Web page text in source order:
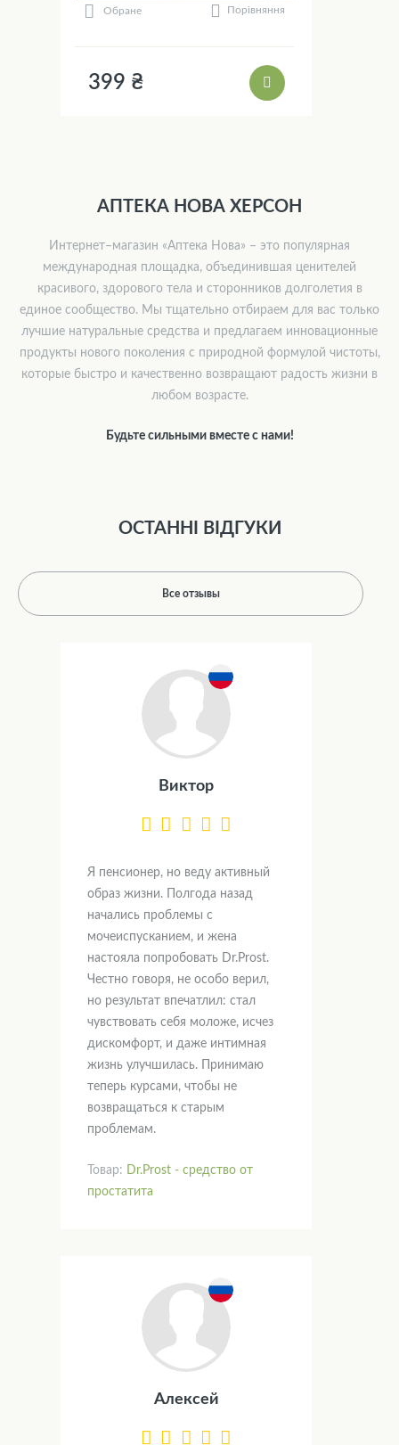
Обране Порівняння
399 ₴
АПТЕКА НОВА ХЕРСОН
Интернет–магазин «Аптека Нова» – это популярная
международная площадка, объединившая ценителей
красивого, здорового тела и сторонников долголетия в
единое сообщество. Мы тщательно отбираем для вас только
лучшие натуральные средства и предлагаем инновационные
продукты нового поколения с природной формулой чистоты,
которые быстро и качественно возвращают радость жизни в
любом возрасте.
Будьте сильными вместе с нами!
ОСТАННІ ВІДГУКИ
Все отзывы
Виктор
Я пенсионер, но веду активный
образ жизни. Полгода назад
начались проблемы с
мочеиспусканием, и жена
настояла попробовать Dr.Prost.
Честно говоря, не особо верил,
но результат впечатлил: стал
чувствовать себя моложе, исчез
дискомфорт, и даже интимная
жизнь улучшилась. Принимаю
теперь курсами, чтобы не
возвращаться к старым
проблемам.
Товар: Dr.Prost - средство от
простатита
Алексей